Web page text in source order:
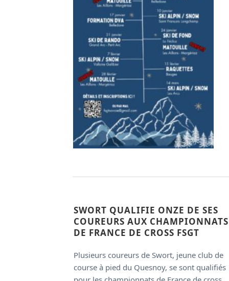
SWORT QUALIFIE ONZE DE SES
COUREURS AUX CHAMPIONNATS
DE FRANCE DE CROSS FSGT
Plusieurs coureurs de Swort, jeune club de
course à pied du Quesnoy, se sont qualifiés